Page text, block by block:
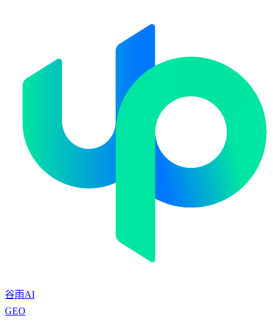
谷雨AI
GEO